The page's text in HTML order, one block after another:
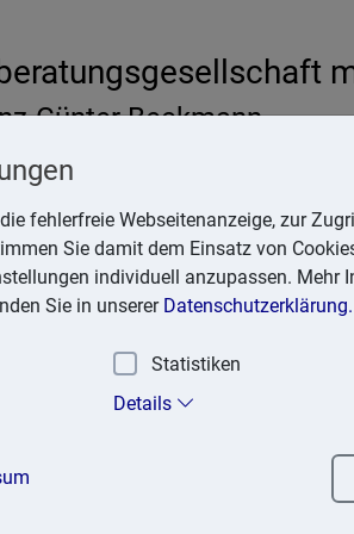
Günter Beckmann
Umsatzsteuer,
fehlerfreie Webseitenanzeige, zur
Sie damit dem Einsatz von
individuell anzupassen.
Sie in unserer Datenschutzerklärung.
Statistiken
Details